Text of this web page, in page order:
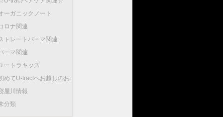
ーガニックノート
ロナ関連
トレートパーマ関連
ーマ関連
ートラキッズ
めてU-tractへお越しのお客様へ…
屋川情報
分類